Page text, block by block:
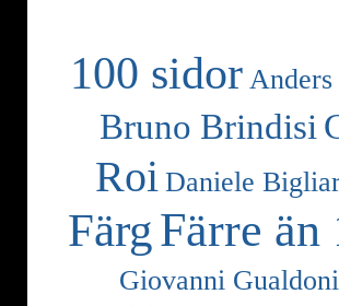
100 sidor
Bruno Brindisi
Roi Daniele
FärgFärre än
Giovanni Gualdoni